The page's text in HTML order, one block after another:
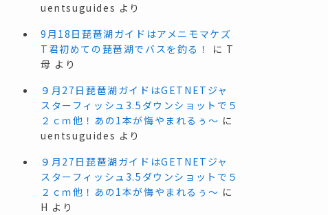
uentsuguides より
9月18日琵琶湖ガイドはアメニモマケズ
T君初めての琵琶湖でバスを釣る！
に T
母 より
９月27日琵琶湖ガイドはGETNETジャ
スターフィッシュ3.5ダウンショットで５
２ｃｍ他！あの1本が悔やまれるぅ～ に
uentsuguides より
９月27日琵琶湖ガイドはGETNETジャ
スターフィッシュ3.5ダウンショットで５
２ｃｍ他！あの1本が悔やまれるぅ～ に
H より